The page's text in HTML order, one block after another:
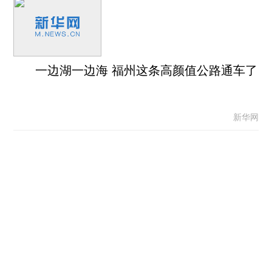
一边湖一边海 福州这条高颜值公路通车了
新华网